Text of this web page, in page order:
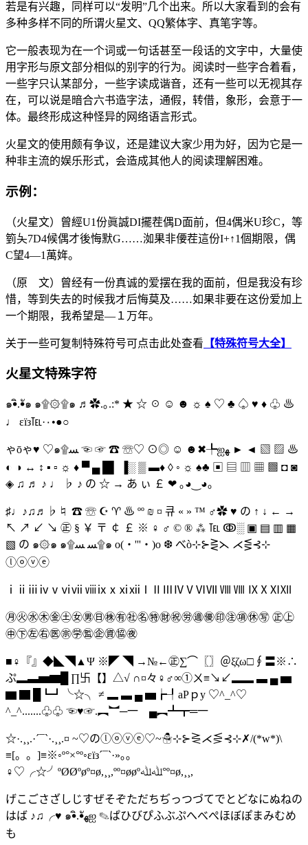
若是有兴趣，同样可以“发明”几个出来。所以大家看到的会有
多种多样不同的所谓火星文、QQ繁体字、真笔字等。
它一般表现为在一个词或一句话甚至一段话的文字中，大量使
用字形与原文部分相似的别字的行为。阅读时一些字合着看，
一些字只认某部分，一些字读成谐音，还有一些可以无视其存
在，可以说是暗合六书造字法，通假，转借，象形，会意于一
体。最终形成这种怪异的网络语言形式。
火星文的使用颇有争议，还是建议大家少用为好，因为它是一
种非主流的娱乐形式，会造成其他人的阅读理解困难。
示例：
（火星文）曾經U1份眞誠DI擺茬偶D面前，但4偶米U珍C，等
箌夨7D4候偶才後悔默G……洳果非偠茬這份I+↑1個期限，偶
C望4—1萬姩。
（原 文）曾经有一份真诚的爱摆在我的面前，但是我没有珍
惜，等到失去的时候我才后悔莫及……如果非要在这份爱加上
一个期限，我希望是—１万年。
关于一些可复制特殊符号可点击此处查看 【特殊符号大全】
火星文特殊字符
๑•ิ.•ั๑ ๑۩۞۩๑ ♬✿.｡.:* ★ ☆ ☉ ☺ ☻ ☼ ♠ ♡ ♣ ♤ ♥ ♦ ♧ ♨
♩ εїз℡·۰•●○
ゃōゃ♥ ♡๑۩ﺴ ☜ ☞ ☎ ☏♡ ⊙◎ ☺ ☻✖╄ஐﻬ ► ◄ ▧ ▨ ♨
◐ ◑ ↔ ↕ ▪ ▫ ☼ ♦ ▀ ▄ █▌ ▐░ ▒ ▬♦ ◊ ◦ ☼ ♠♣ ▣ ▤ ▥ ▦ ▩ ◘ ◙
◈ ♫ ♬ ♪ ♩ ♭ ♪ の ☆ → あ ぃ ￡ ❤ ｡◕‿◕｡
♯♩♪♫♬♭♮ ☎ ☏ ☪ ♈ ♨ ºº ₪ ¤ 큐 « » ™ ♂✿ ♥ の ↑ ↓ ← →
↖ ↗ ↙ ↘ ㊣ § ￥ 〒 ￠ ￡ ※ ♀ ♂ © ® ⁂ ℡ ↂ░ ▣ ▤ ▥ ▦
▧ の ๑۞๑ ๑۩ﺴ ﺴ۩๑ o(‧'''‧)o ❆ べò⊹⊱⋛⋋ ⋌⋚⊰⊹
ⓛⓞⓥⓔ
ⅰⅱⅲⅳⅴⅵⅶ ⅷⅸⅹⅺⅻⅠⅡⅢⅣⅤⅥⅦ Ⅷ Ⅷ ⅨⅩⅪⅫ
㊊㊋㊌㊍㊎㊏㊛㊚㊐㊑㊒㊓㊔㊕㊖㊗㊘㊜㊝㊞㊟㊠㊡㊢ ㊣㊤
㊥㊦㊧㊨㊩㊪㊫㊬㊭㊮㊯㊰
■♀『』◆◣◥▲Ψ ※◤ ◥ →№←㊣∑⌒〖〗＠ξζω□∮〓※∴
ぷ▂▃▅▆█ ∏卐【】△√ ∩¤々♀♂∞①ㄨ≡↘↙▂▂ ▃ ▄ ▅
▆ ▇ █┗┛╰☆╮ ≠ ▂ ▃ ▄ ▅┢┦aΡｐy ♡^_^♡
^_^.......♧♧ ☜♥☞.︻︼─一 ▄︻┻┳═一
☆·.¸¸.·´¯`·.¸¸.¤ ~♡のⓛⓞⓥⓔ♡~☃⊹⊱⋛⋌⋚⊰⊹✗/(*w*)\
≡[。。]≡※◦º°×°º◦εїз´¯`·»｡｡
♀♡╭☆╯ºØØºøº¤ø,¸¸,ºº¤øøºﷲﷲ°º¤ø,¸¸,
げこごさざしじすぜそぞただちぢっつづてでとどなにぬねの
はば ♪♫╭♥ ๑•ิ.•ัﻬஐ ✎ぱひびぴふぶぷへべぺほぼぽまみむめ
も